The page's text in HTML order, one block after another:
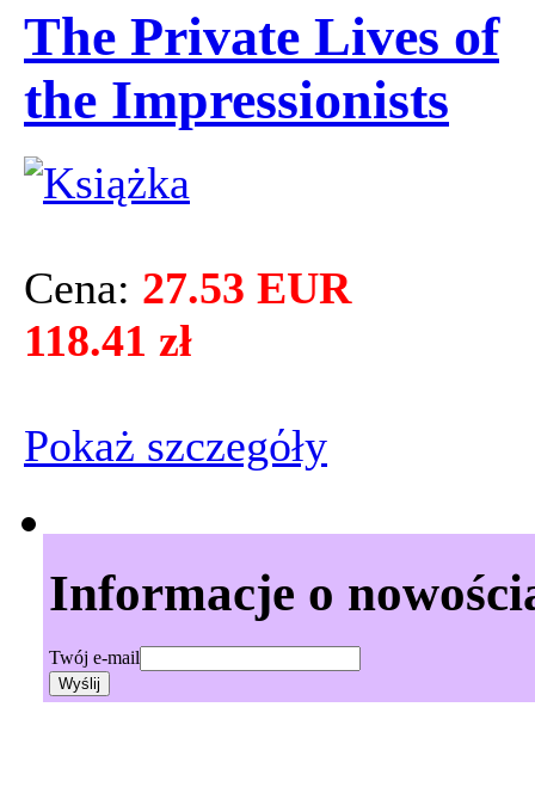
The Private Lives of
the Impressionists
Cena: 27.53 EUR
118.41 zł
Pokaż szczegόły
Informacje o
Twój e-mail